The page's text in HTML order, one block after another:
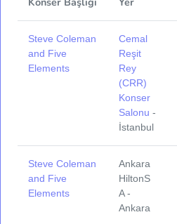
Steve Coleman
and Five
Elements
Cemal
Reşit
Rey
(CRR)
Konser
Salonu -
İstanbul
Steve Coleman
and Five
Elements
Ankara
HiltonS
A -
Ankara